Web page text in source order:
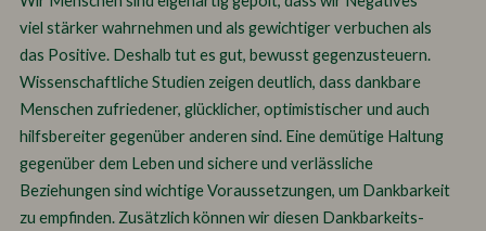
viel stärker wahrnehmen und als gewichtiger verbuchen als
das Positive. Deshalb tut es gut, bewusst gegenzusteuern.
Wissenschaftliche Studien zeigen deutlich, dass dankbare
Menschen zufriedener, glücklicher, optimistischer und auch
hilfsbereiter gegenüber anderen sind. Eine demütige Haltung
gegenüber dem Leben und sichere und verlässliche
Beziehungen sind wichtige Voraussetzungen, um Dankbarkeit
zu empfinden. Zusätzlich können wir diesen Dankbarkeits-